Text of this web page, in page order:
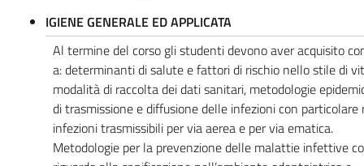
IGIENE GENERALE ED APPLICATA
Al termine del corso gli studenti devono aver acquisito
a: determinanti di salute e fattori di rischio nello stile di
modalità di raccolta dei dati sanitari, metodologie
di trasmissione e diffusione delle infezioni con particolare
infezioni trasmissibili per via aerea e per via ematica.
Metodologie per la prevenzione delle malattie infettive